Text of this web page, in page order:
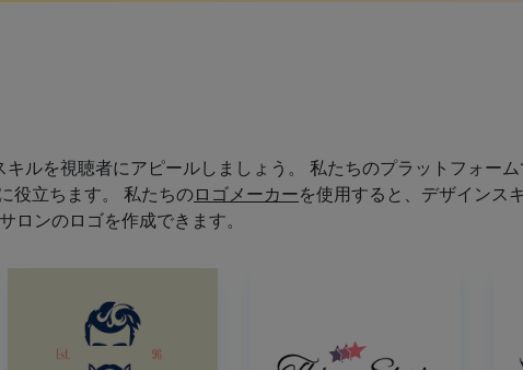
ルを視聴者にアピールしましょう。 私たちのプラットフォー
役立ちます。 私たちのロゴメーカーを使用すると、デザインス
ロンのロゴを作成できます。